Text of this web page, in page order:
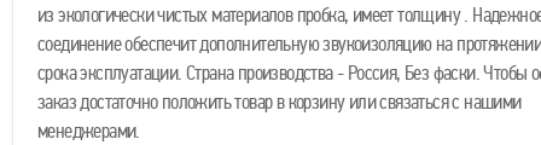
из экологически чистых материалов пробка, имеет толщину .
соединение обеспечит дополнительную звукоизоляцию на
срока эксплуатации. Страна производства - Россия, Без фаски. Чтобы
заказ достаточно положить товар в корзину или связаться с нашими
менеджерами.